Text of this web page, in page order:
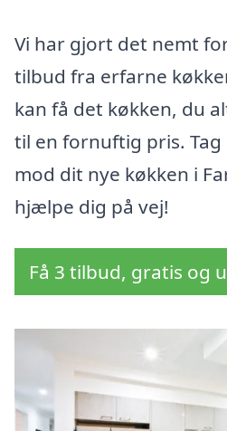
Vi har gjort det nemt
tilbud fra erfarne
kan få det køkken, du
til en fornuftig pris.
mod dit nye køkken i
hjælpe dig på vej!
Få 3 tilbud, gratis og